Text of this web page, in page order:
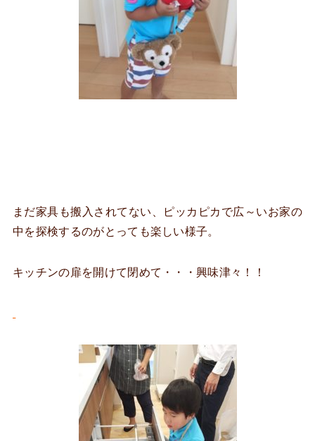
まだ家具も搬入されてない、ピッカピカで広～いお家の
中を探検するのがとっても楽しい様子。
キッチンの扉を開けて閉めて・・・興味津々！！